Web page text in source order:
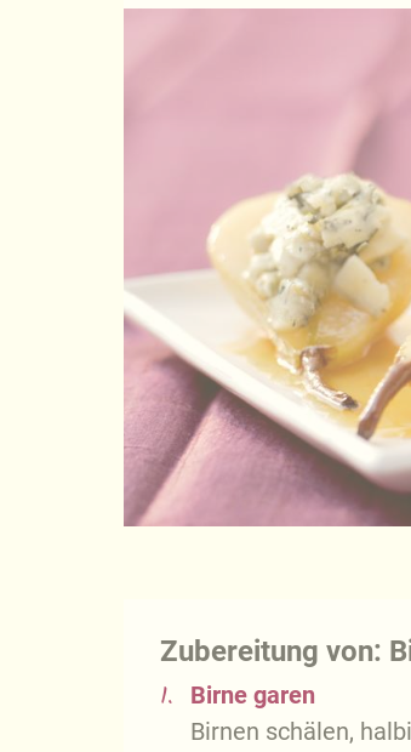
Zubereitung von:
1.
Birne garen
Birnen schälen,